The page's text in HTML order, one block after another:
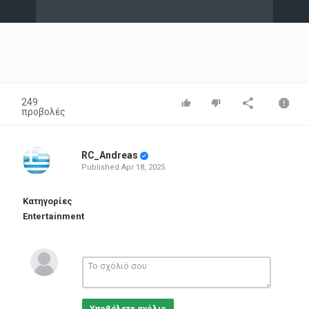
Video
249
προβολές
RC_Andreas
Published Apr 18, 2025
Κατηγορίες
Entertainment